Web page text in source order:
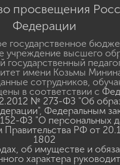
просвещения
Федерации
государственное
учреждение высшего
государственный
имени Козьмы
сотрудников,
в соответствии с
№ 273-ФЗ "Об
, Федеральным
ФЗ "О персональных
Правительства РФ от
1802
об имуществе и
характера